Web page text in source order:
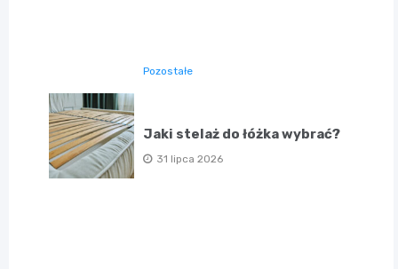
Pozostałe
Jaki stelaż do łóżka wybrać?
31 lipca 2026